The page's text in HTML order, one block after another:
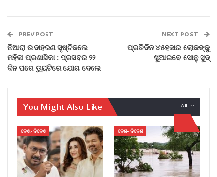
PREV POST
ନିଆରା ଉଦାହରଣ ସୃଷ୍ଟିକଲେ
ମହିଳା ପ୍ରଶାସିକା : ପ୍ରସବର ୨୨
ଦିନ ପରେ ଡ୍ୟୁଟିରେ ଯୋଗ ଦେଲେ
NEXT POST
ପ୍ରତିଦିନ ୪୫ହଜାର ଲୋକଙ୍କୁ
ଖୁଆଇବେ ସୋନୁ ସୁଦ୍‌
All
You Might Also Like
ଦେଶ- ବିଦେଶ ଦେଶ- ବିଦେଶ